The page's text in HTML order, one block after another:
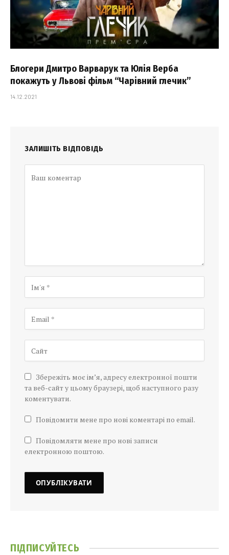
Блогери Дмитро Варварук та Юлія Верба
покажуть у Львові фільм “Чарівний глечик”
14.12.2021
ЗАЛИШІТЬ ВІДПОВІДЬ
Збережіть моє ім’я, адресу електронної пошти
та веб-сайт у цьому браузері, щоб наступного разу
коментувати.
Повідомити мене про нові коментарі по email.
Повідомляти мене про нові записи
електронною поштою.
ПІДПИСУЙТЕСЬ